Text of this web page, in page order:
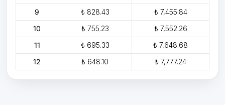
9
₺ 828.43
₺ 7,455.84
10
₺ 755.23
₺ 7,552.26
11
₺ 695.33
₺ 7,648.68
12
₺ 648.10 ₺ 7,777.24